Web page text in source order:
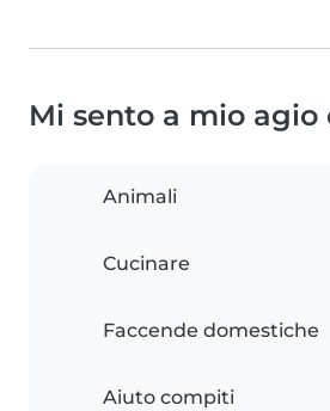
Mi sento a mio agio
Animali
Cucinare
Faccende domestiche
Aiuto compiti